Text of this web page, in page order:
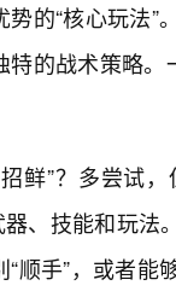
的“核心玩法
的战术策略
鲜”？多尝试
、技能和玩法
顺手”，或者